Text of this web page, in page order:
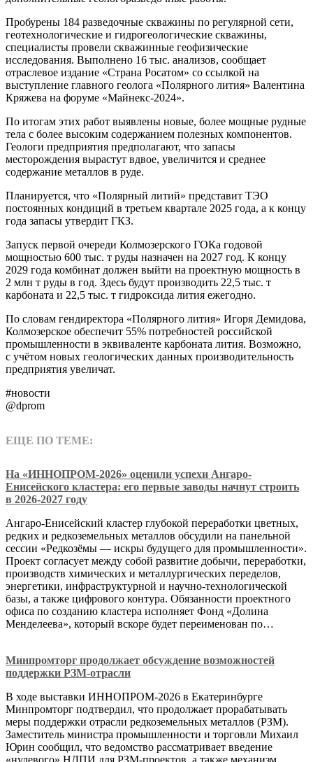
Пробурены 184 разведочные скважины по регулярной сети,
геотехнологические и гидрогеологические скважины,
специалисты провели скважинные геофизические
исследования. Выполнено 16 тыс. анализов, сообщает
отраслевое издание «Страна Росатом» со ссылкой на
выступление главного геолога «Полярного лития» Валентина
Кряжева на форуме «Майнекс-2024».
По итогам этих работ выявлены новые, более мощные рудные
тела с более высоким содержанием полезных компонентов.
Геологи предприятия предполагают, что запасы
месторождения вырастут вдвое, увеличится и среднее
содержание металлов в руде.
Планируется, что «Полярный литий» представит ТЭО
постоянных кондиций в третьем квартале 2025 года, а к концу
года запасы утвердит ГКЗ.
Запуск первой очереди Колмозерского ГОКа годовой
мощностью 600 тыс. т руды назначен на 2027 год. К концу
2029 года комбинат должен выйти на проектную мощность в
2 млн т руды в год. Здесь будут производить 22,5 тыс. т
карбоната и 22,5 тыс. т гидроксида лития ежегодно.
По словам гендиректора «Полярного лития» Игоря Демидова,
Колмозерское обеспечит 55% потребностей российской
промышленности в эквиваленте карбоната лития. Возможно,
с учётом новых геологических данных производительность
предприятия увеличат.
#новости
@dprom
ЕЩЕ ПО ТЕМЕ:
На «ИННОПРОМ-2026» оценили успехи Ангаро-
Енисейского кластера: его первые заводы начнут строить
в 2026-2027 году
Ангаро-Енисейский кластер глубокой переработки цветных,
редких и редкоземельных металлов обсудили на панельной
сессии «Редкозёмы — искры будущего для промышленности».
Проект согласует между собой развитие добычи, переработки,
производств химических и металлургических переделов,
энергетики, инфраструктурной и научно-технологической
базы, а также цифрового контура. Обязанности проектного
офиса по созданию кластера исполняет Фонд «Долина
Менделеева», который вскоре будет переименован по…
Минпромторг продолжает обсуждение возможностей
поддержки РЗМ-отрасли
В ходе выставки ИННОПРОМ-2026 в Екатеринбурге
Минпромторг подтвердил, что продолжает прорабатывать
меры поддержки отрасли редкоземельных металлов (РЗМ).
Заместитель министра промышленности и торговли Михаил
Юрин сообщил, что ведомство рассматривает введение
«нулевого» НДПИ для РЗМ-проектов, а также механизм